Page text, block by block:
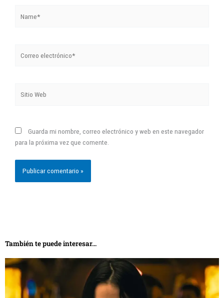
electrónico*
Web
Guarda mi nombre, correo electrónico y web en este navegador
para la próxima vez que comente.
También te puede interesar...